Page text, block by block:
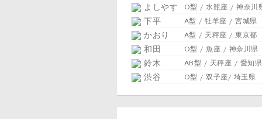
よしやす O型 / 水瓶座 / 神奈川
下平 A型 / 牡羊座 / 宮城県
かおり A型 / 天秤座 / 東京都
和田 O型 / 魚座 / 神奈川県
鈴木 AB型 / 天秤座 / 愛知県
渋谷 O型 / 双子座/ 埼玉県